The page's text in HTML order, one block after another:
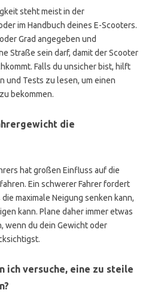
steht meist in der
im Handbuch deines E-Scooters.
Grad angegeben und
Straße sein darf, damit der Scooter
Falls du unsicher bist, hilft
und Tests zu lesen, um einen
bekommen.
die
hat großen Einfluss auf die
Ein schwerer Fahrer fordert
maximale Neigung senken kann,
kann. Plane daher immer etwas
wenn du dein Gewicht oder
ich versuche, eine zu steile